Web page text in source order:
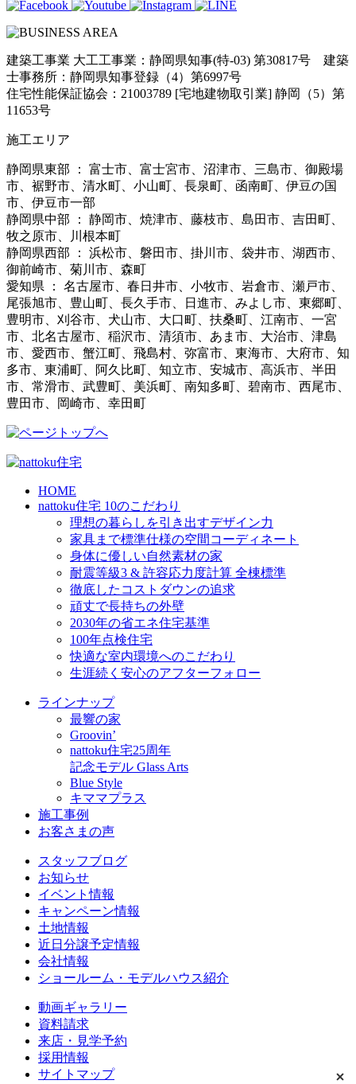
建築工事業 大工工事業：静岡県知事(特-03) 第30817号 建築
士事務所：静岡県知事登録（4）第6997号
住宅性能保証協会：21003789 [宅地建物取引業] 静岡（5）第
11653号
施工エリア
静岡県東部 ： 富士市、富士宮市、沼津市、三島市、御殿場
市、裾野市、清水町、小山町、長泉町、函南町、伊豆の国
市、伊豆市一部
静岡県中部 ： 静岡市、焼津市、藤枝市、島田市、吉田町、
牧之原市、川根本町
静岡県西部 ： 浜松市、磐田市、掛川市、袋井市、湖西市、
御前崎市、菊川市、森町
愛知県 ： 名古屋市、春日井市、小牧市、岩倉市、瀬戸市、
尾張旭市、豊山町、長久手市、日進市、みよし市、東郷町、
豊明市、刈谷市、犬山市、大口町、扶桑町、江南市、一宮
市、北名古屋市、稲沢市、清須市、あま市、大治市、津島
市、愛西市、蟹江町、飛島村、弥富市、東海市、大府市、知
多市、東浦町、阿久比町、知立市、安城市、高浜市、半田
市、常滑市、武豊町、美浜町、南知多町、碧南市、西尾市、
豊田市、岡崎市、幸田町
HOME
nattoku住宅 10のこだわり
理想の暮らしを引き出すデザイン力
家具まで標準仕様の空間コーディネート
身体に優しい自然素材の家
耐震等級3 & 許容応力度計算 全棟標準
徹底したコストダウンの追求
頑丈で長持ちの外壁
2030年の省エネ住宅基準
100年点検住宅
快適な室内環境へのこだわり
生涯続く安心のアフターフォロー
ラインナップ
最響の家
Groovin’
nattoku住宅25周年
記念モデル Glass Arts
Blue Style
キママプラス
施工事例
お客さまの声
スタッフブログ
お知らせ
イベント情報
キャンペーン情報
土地情報
近日分譲予定情報
会社情報
ショールーム・モデルハウス紹介
動画ギャラリー
資料請求
来店・見学予約
採用情報
サイトマップ